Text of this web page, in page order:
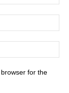
for the